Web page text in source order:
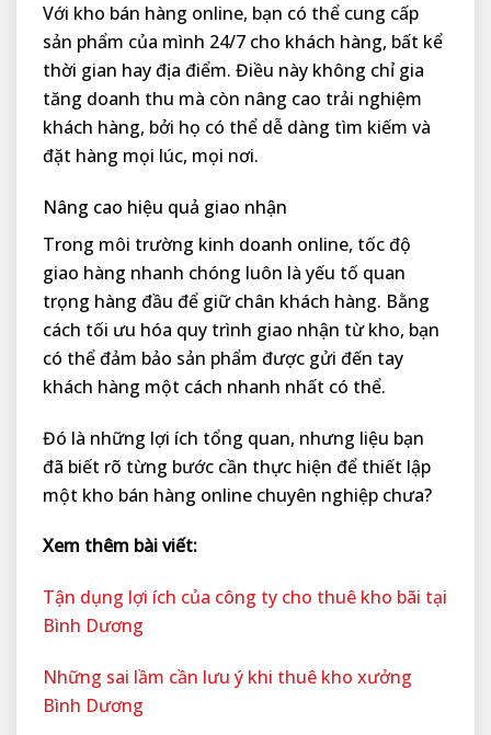
Với kho bán hàng online, bạn có thể cung cấp
sản phẩm của mình 24/7 cho khách hàng, bất kể
thời gian hay địa điểm. Điều này không chỉ gia
tăng doanh thu mà còn nâng cao trải nghiệm
khách hàng, bởi họ có thể dễ dàng tìm kiếm và
đặt hàng mọi lúc, mọi nơi.
Nâng cao hiệu quả giao nhận
Trong môi trường kinh doanh online, tốc độ
giao hàng nhanh chóng luôn là yếu tố quan
trọng hàng đầu để giữ chân khách hàng. Bằng
cách tối ưu hóa quy trình giao nhận từ kho, bạn
có thể đảm bảo sản phẩm được gửi đến tay
khách hàng một cách nhanh nhất có thể.
Đó là những lợi ích tổng quan, nhưng liệu bạn
đã biết rõ từng bước cần thực hiện để thiết lập
một kho bán hàng online chuyên nghiệp chưa?
Xem thêm bài viết:
Tận dụng lợi ích của công ty cho thuê kho bãi tại
Bình Dương
Những sai lầm cần lưu ý khi thuê kho xưởng
Bình Dương